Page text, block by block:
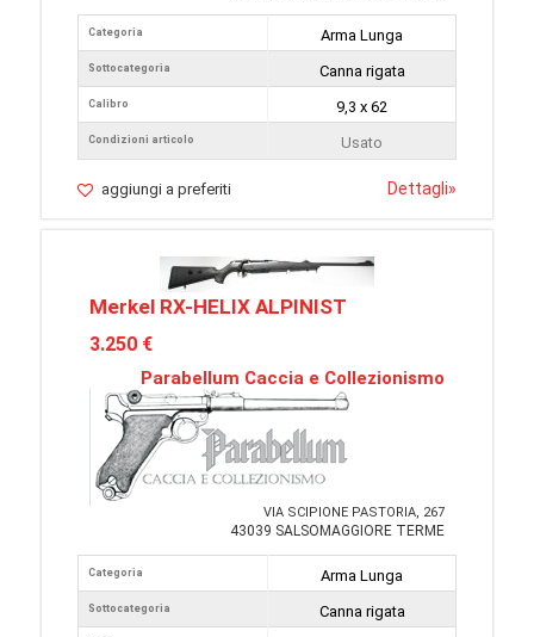
Categoria
Sottocategoria
Calibro
Condizioni articolo
Arma Lunga
Canna rigata
9,3 x 62
Usato
aggiungi a preferiti Dettagli»
Merkel RX-HELIX ALPINIST
3.250 €
Parabellum Caccia e Collezionismo
VIA SCIPIONE PASTORIA, 267
43039 SALSOMAGGIORE TERME
Categoria
Sottocategoria
Arma Lunga
Canna rigata